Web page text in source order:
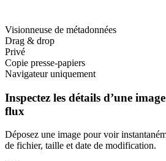
Visionneuse de métadonnées
Drag & drop
Privé
Copie presse-papiers
Navigateur uniquement
Inspectez les détails d’une
flux
Déposez une image pour voir
de fichier, taille et date de modification.